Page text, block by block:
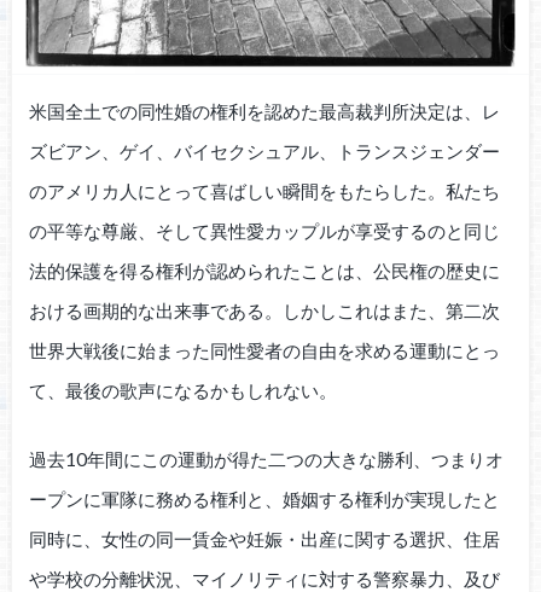
米国全土での同性婚の権利を認めた最高裁判所決定は、レ
ズビアン、ゲイ、バイセクシュアル、トランスジェンダー
のアメリカ人にとって喜ばしい瞬間をもたらした。私たち
の平等な尊厳、そして異性愛カップルが享受するのと同じ
法的保護を得る権利が認められたことは、公民権の歴史に
おける画期的な出来事である。しかしこれはまた、第二次
世界大戦後に始まった同性愛者の自由を求める運動にとっ
て、最後の歌声になるかもしれない。
過去10年間にこの運動が得た二つの大きな勝利、つまりオ
ープンに軍隊に務める権利と、婚姻する権利が実現したと
同時に、女性の同一賃金や妊娠・出産に関する選択、住居
や学校の分離状況、マイノリティに対する警察暴力、及び